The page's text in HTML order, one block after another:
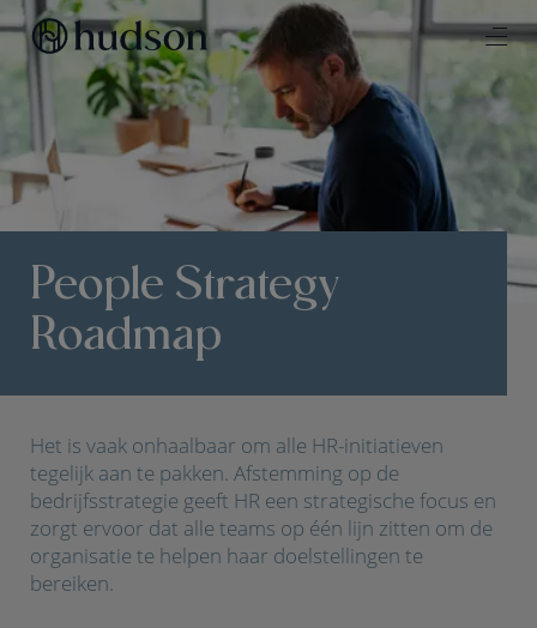
People Strategy
Roadmap
Het is vaak onhaalbaar om alle HR-initiatieven
tegelijk aan te pakken. Afstemming op de
bedrijfsstrategie geeft HR een strategische focus en
zorgt ervoor dat alle teams op één lijn zitten om de
organisatie te helpen haar doelstellingen te
bereiken.